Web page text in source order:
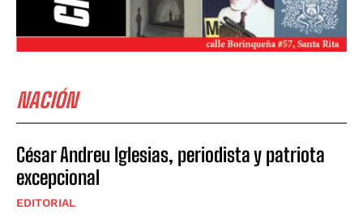
NACIÓN
César Andreu Iglesias, periodista y patriota
excepcional
EDITORIAL